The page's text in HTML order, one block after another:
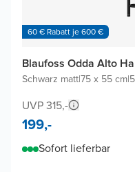
60 € Rabatt je 600 €
Blaufoss Odda Alto
Schwarz matt|75 x 55 cm|
UVP 315,-
199,-
Sofort lieferbar